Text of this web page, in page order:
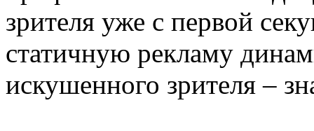
зрителя уже с первой
статичную рекламу
искушенного зрителя –